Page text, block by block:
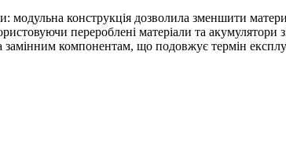
модульна конструкція дозволила зменшити
перероблені матеріали та
компонентам, що подовжує термін